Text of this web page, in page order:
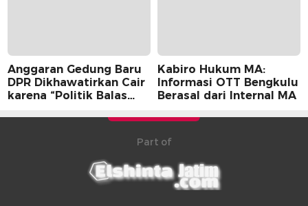
Anggaran Gedung Baru
DPR Dikhawatirkan Cair
karena “Politik Balas
Kabiro Hukum MA:
Informasi OTT Bengkulu
Berasal dari Internal MA
Part of